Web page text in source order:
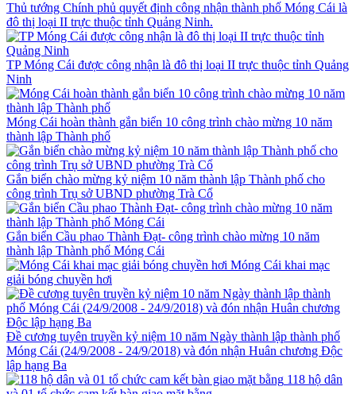
Thủ tướng Chính phủ quyết định công nhận thành phố Móng Cái là
đô thị loại II trực thuộc tỉnh Quảng Ninh.
TP Móng Cái được công nhận là đô thị loại II trực thuộc tỉnh Quảng
Ninh
Móng Cái hoàn thành gắn biển 10 công trình chào mừng 10 năm
thành lập Thành phố
Gắn biển chào mừng kỷ niệm 10 năm thành lập Thành phố cho
công trình Trụ sở UBND phường Trà Cổ
Gắn biển Cầu phao Thành Đạt- công trình chào mừng 10 năm
thành lập Thành phố Móng Cái
Móng Cái khai mạc
giải bóng chuyền hơi
Đề cương tuyên truyền kỷ niệm 10 năm Ngày thành lập thành phố
Móng Cái (24/9/2008 - 24/9/2018) và đón nhận Huân chương Độc
lập hạng Ba
118 hộ dân